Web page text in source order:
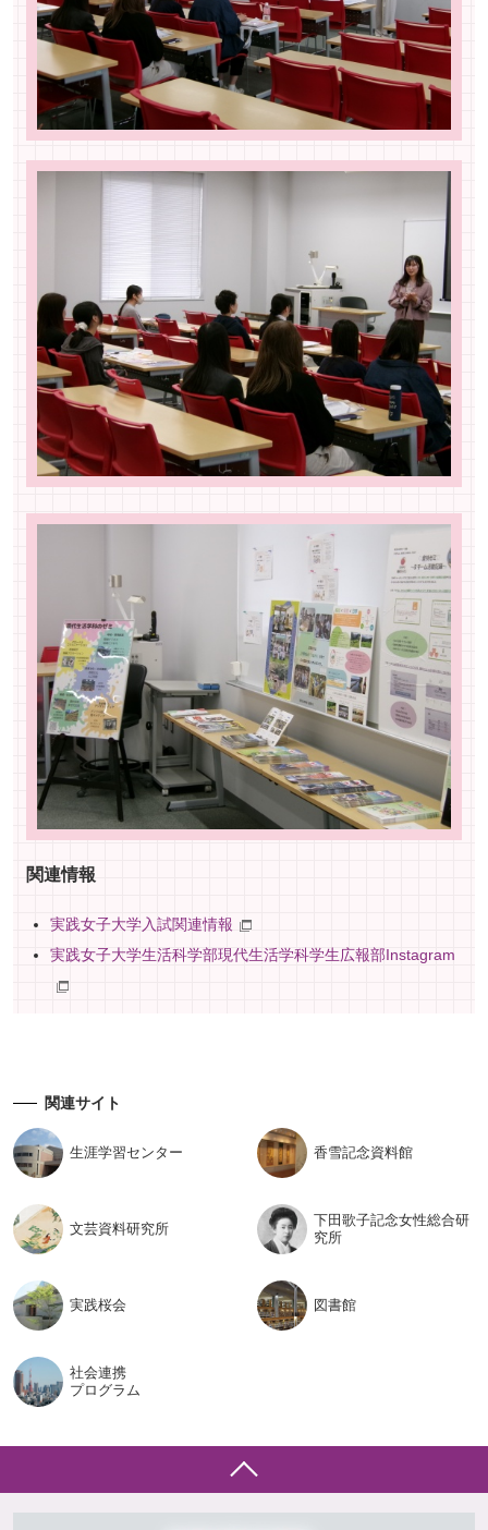
関連情報
実践女子大学入試関連情報
実践女子大学生活科学部現代生活学科学生広報部Instagram
関連サイト
生涯学習センター 香雪記念資料館
文芸資料研究所
下田歌子記念女性総合研
究所
実践桜会 図書館
社会連携
プログラム